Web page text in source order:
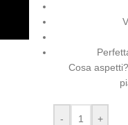
Cosa
- +